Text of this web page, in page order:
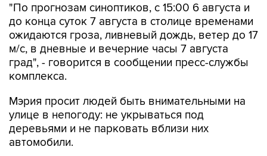
"По прогнозам синоптиков, с 15:00 6 августа и
до конца суток 7 августа в столице временами
ожидаются гроза, ливневый дождь, ветер до 17
м/с, в дневные и вечерние часы 7 августа
град", - говорится в сообщении пресс-службы
комплекса.
Мэрия просит людей быть внимательными на
улице в непогоду: не укрываться под
деревьями и не парковать вблизи них
автомобили.